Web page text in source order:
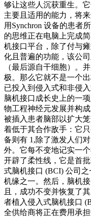
够让这些人沉获重生。
主要且适用的能力，将
用Synchron 设备的患者
的思维正在电脑上完成
机接口平台，除了付与
化且普遍的功能，该公
（最后源自干细胞）。
极。那么它就不是一个
已投入到侵入式和非侵
脑机接口成长史上的一
物工程神经元发展并构
被插入患者脑部以扩大
着低于其合作敌手：它
备则有 1,除了激发人们
外。它每不变地记实一
开辟了柔性线，它是首
式脑机接口 (BCI) 公司
机缘之一。然后，脑机
且，成功不变并恢复了
者植入侵入式脑机接口
全供给商将正在费用承